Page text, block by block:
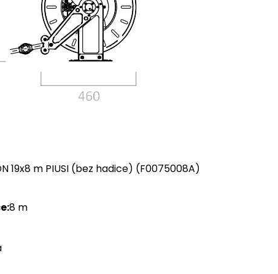
19x8 m PIUSI (bez hadice) (F0075008A)
8 m